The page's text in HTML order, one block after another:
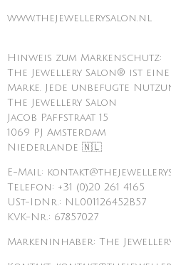
www.thejewellerysalon.nl
Hinweis zum Markenschutz:
The Jewellery Salon® ist
Marke. Jede unbefugte
The Jewellery Salon
Jacob Paffstraat 15
1069 PJ Amsterdam
Niederlande 🇳🇱
E-Mail:
Telefon: +31 (0)20 261 4165
USt-IdNr.: NL001126452B57
KVK-Nr.: 67857027
Markeninhaber: The